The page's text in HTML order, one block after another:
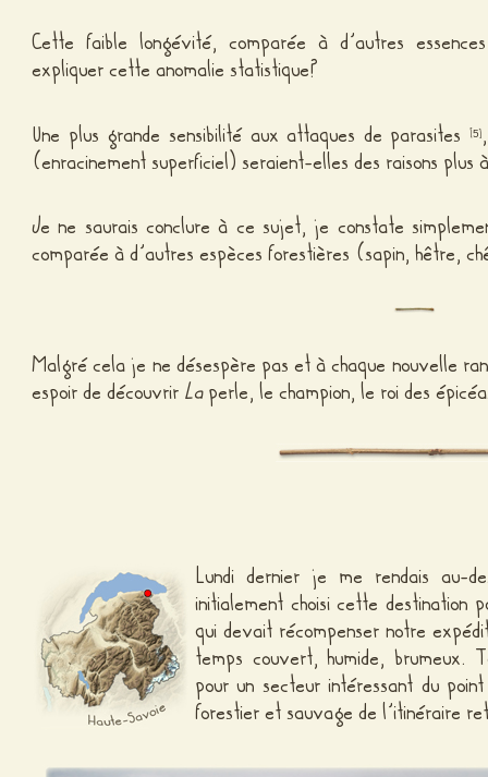
Cette faible longévité, comparée à d’autres
expliquer cette anomalie statistique?
Une plus grande sensibilité aux attaques de parasites[5]
(enracinement superficiel) seraient-elles des raisons plus
Je ne saurais conclure à ce sujet, je constate
comparée à d’autres espèces forestières (sapin, hêtre,
Malgré cela je ne désespère pas et à chaque nouvelle
espoir de découvrir Laperle, le champion, le roi des
Lundi dernier je me rendais au-
initialement choisi cette destination
qui devait récompenser notre
temps couvert, humide, brumeux.
pour un secteur intéressant du
forestier et sauvage de l’itinéraire